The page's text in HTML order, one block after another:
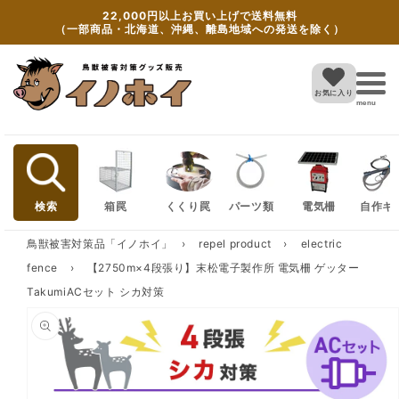
content
22,000円以上お買い上げで送料無料
（一部商品・北海道、沖縄、離島地域への発送を除く）
お気に入り
menu
検索 箱罠 くくり罠 パーツ類 電気柵 自作キ
鳥獣被害対策品「イノホイ」 › repel product ›
electric
fence
›
【2750m×4段張り】末松電子製作所 電気柵 ゲッター
TakumiACセット シカ対策
product
information